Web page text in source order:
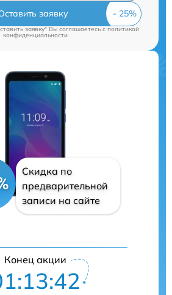
заявку
заявку" Вы соглашаетесь cполитикой
конфиденциальности
Скидка по
предварительной
записи на сайте
Конец акции